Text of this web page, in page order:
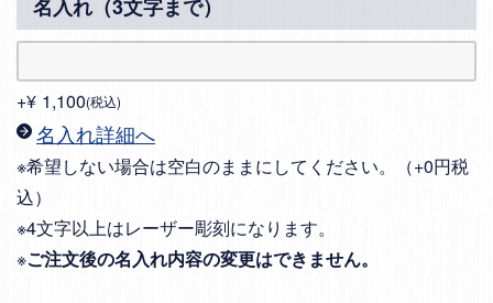
名入れ（3文字まで）
+¥ 1,100 税込
名入れ詳細へ
※希望しない場合は空白のままにしてください。（+0円税
込）
※4文字以上はレーザー彫刻になります。
※ご注文後の名入れ内容の変更はできません。